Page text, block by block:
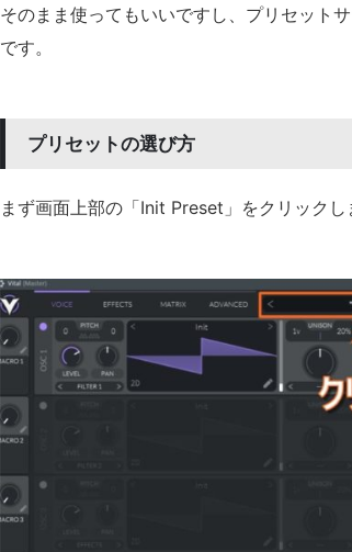
そのまま使ってもいいですし、プリセット
です。
プリセットの選び方
まず画面上部の「Init Preset」をクリックし